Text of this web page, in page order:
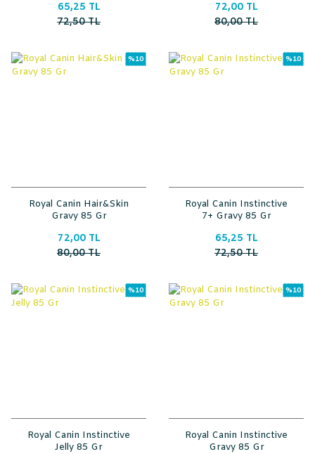
65,25 TL
72,50 TL
72,00 TL
80,00 TL
%10
Royal Canin Hair&Skin
Gravy 85 Gr
72,00 TL
80,00 TL
%10
Royal Canin Instinctive
7+ Gravy 85 Gr
65,25 TL
72,50 TL
%10
Royal Canin Instinctive
Jelly 85 Gr
%10
Royal Canin Instinctive
Gravy 85 Gr